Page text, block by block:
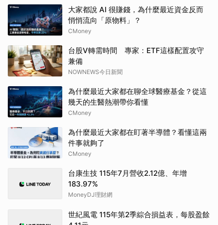
大家都說 AI 很賺錢，為什麼最近資金反而
悄悄流向「原物料」？
CMoney
台股V轉需時間 專家：ETF這樣配置攻守
兼備
NOWNEWS今日新聞
為什麼最近大家都在聊全球醫療基金？從這
幾天的生醫熱潮帶你看懂
CMoney
為什麼最近大家都在盯著半導體？看懂這兩
件事就夠了
CMoney
台康生技 115年7月營收2.12億、年增
183.97%
MoneyDJ理財網
世紀風電 115年第2季綜合損益表，每股盈餘